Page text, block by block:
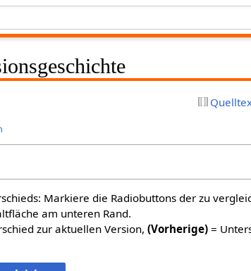
Markiere die Radiobuttons der zu
am unteren Rand.
zur aktuellen Version,(Vorherige) =